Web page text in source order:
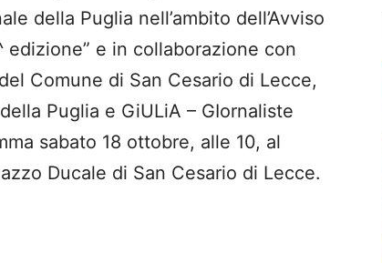
della Puglia nell’ambito dell’Avviso
edizione” e in collaborazione con
Comune di San Cesario di Lecce,
Puglia e GiULiA – GIornaliste
sabato 18 ottobre, alle 10, al
Ducale di San Cesario di Lecce.